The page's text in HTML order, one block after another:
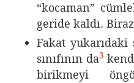
“kocaman”
geride kaldı.
Fakat yukarıdaki
sınıfının da3
birikmeyi